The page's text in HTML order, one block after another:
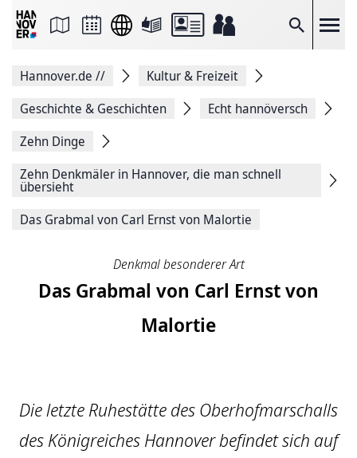
Suche
Seite
Facebook
teilen
Seitenlink
Seite
Drucken
Hannover.de //
Kultur & Freizeit
Geschichte & Geschichten
Echt hannöversch
Zehn Dinge
Zehn Denkmäler in Hannover, die man schnell
übersieht
Das Grabmal von Carl Ernst von Malortie
Denkmal besonderer Art
Das Grabmal von Carl Ernst von
Malortie
Die letzte Ruhestätte des Oberhofmarschalls
des Königreiches Hannover befindet sich auf